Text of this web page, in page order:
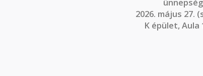
ünnepség
2026. május 27.
K épület, Aula